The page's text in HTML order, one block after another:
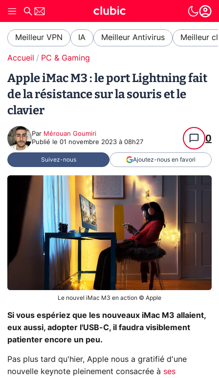
Meilleur VPN IA Meilleur Antivirus Meilleur
Accueil PC & Gaming
Apple iMac M3 : le port Lightning fait
de la résistance sur la souris et le
clavier
Par Mérouan Goumiri
Publié le 01 novembre 2023 à 08h27 0
Suivez-nous Ajoutez-nous en favori
Le nouvel iMac M3 en action © Apple
Si vous espériez que les nouveaux iMac M3 allaient,
eux aussi, adopter l'USB-C, il faudra visiblement
patienter encore un peu.
Pas plus tard qu'hier, Apple nous a gratifié d'une
nouvelle keynote pleinement consacrée à ses